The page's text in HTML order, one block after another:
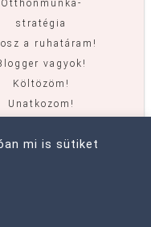
Otthonmunka-
stratégia
a ruhatáram!
vagyok!
Költözöm!
Unatkozom!
mi is sütiket